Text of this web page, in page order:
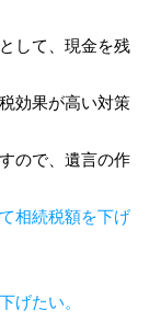
して、現金を残
効果が高い対策
ので、遺言の作
相続税額を下げ
げたい。